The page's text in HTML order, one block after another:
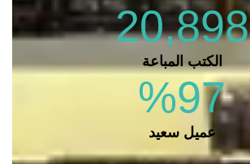
الكتب المباعة
20,898
عميل سعيد
97
%